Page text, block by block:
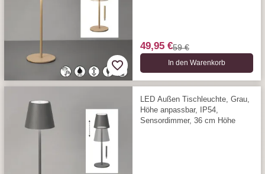
49,95 €59 €
In den Warenkorb
LED Außen Tischleuchte, Grau,
Höhe anpassbar, IP54,
Sensordimmer, 36 cm Höhe